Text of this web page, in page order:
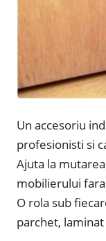
Un accesoriu
profesionisti si
Ajuta la
mobilierului
O rola sub
parchet,